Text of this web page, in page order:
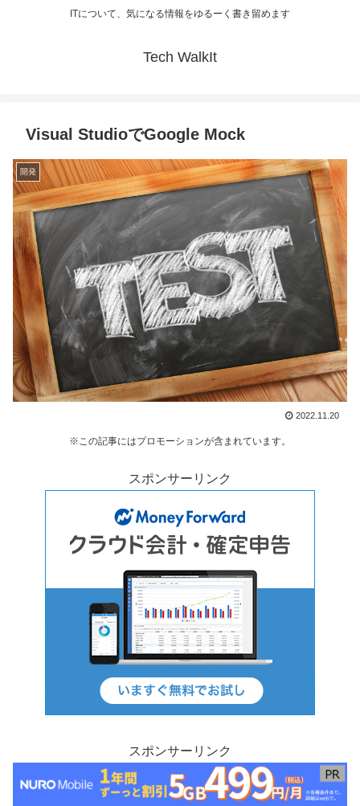
ITについて、気になる情報をゆるーく書き留めます
Tech WalkIt
Visual StudioでGoogle Mock
開発
2022.11.20
※この記事にはプロモーションが含まれています。
スポンサーリンク
スポンサーリンク